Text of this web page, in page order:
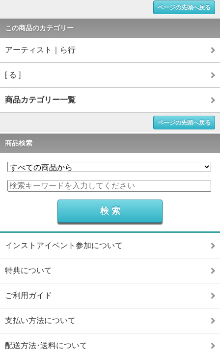
ページの先頭へ戻る
この商品のカテゴリー
アーティスト｜ら行
[ る ]
商品カテゴリー一覧
ページの先頭へ戻る
商品検索
インストアイベント参加について
特典について
ご利用ガイド
支払い方法について
配送方法･送料について